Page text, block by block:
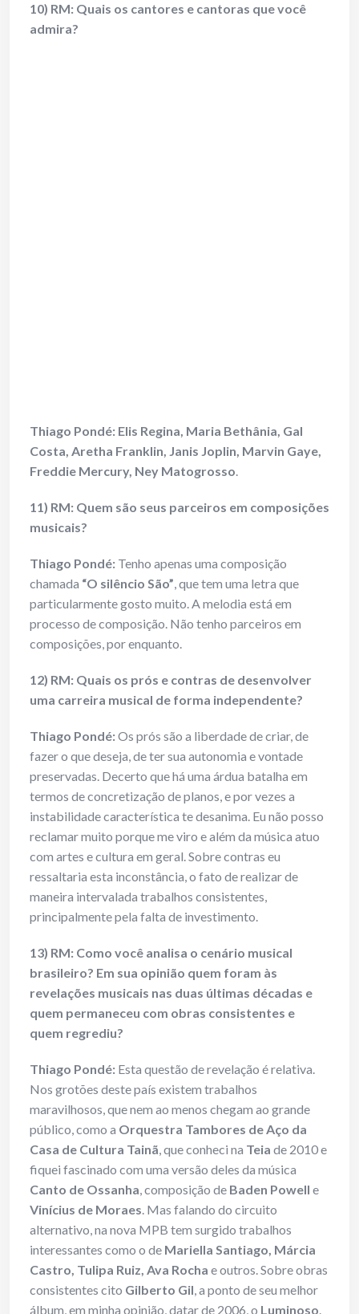
10) RM: Quais os cantores e cantoras que você
admira?
Thiago Pondé: Elis Regina, Maria Bethânia, Gal
Costa, Aretha Franklin, Janis Joplin, Marvin Gaye,
Freddie Mercury, Ney Matogrosso.
11) RM: Quem são seus parceiros em composições
musicais?
Thiago Pondé: Tenho apenas uma composição
chamada “O silêncio São”, que tem uma letra que
particularmente gosto muito. A melodia está em
processo de composição. Não tenho parceiros em
composições, por enquanto.
12) RM: Quais os prós e contras de desenvolver
uma carreira musical de forma independente?
Thiago Pondé:Os prós são a liberdade de criar, de
fazer o que deseja, de ter sua autonomia e vontade
preservadas. Decerto que há uma árdua batalha em
termos de concretização de planos, e por vezes a
instabilidade característica te desanima. Eu não posso
reclamar muito porque me viro e além da música atuo
com artes e cultura em geral. Sobre contras eu
ressaltaria esta inconstância, o fato de realizar de
maneira intervalada trabalhos consistentes,
principalmente pela falta de investimento.
13) RM: Como você analisa o cenário musical
brasileiro? Em sua opinião quem foram às
revelações musicais nas duas últimas décadas e
quem permaneceu com obras consistentes e
quem regrediu?
Thiago Pondé: Esta questão de revelação é relativa.
Nos grotões deste país existem trabalhos
maravilhosos, que nem ao menos chegam ao grande
público, como a Orquestra Tambores de Aço da
Casa de Cultura Tainã, que conheci na Teia de 2010 e
fiquei fascinado com uma versão deles da música
Canto de Ossanha, composição de Baden Powell e
Vinícius de Moraes. Mas falando do circuito
alternativo, na nova MPB tem surgido trabalhos
interessantes como o de Mariella Santiago, Márcia
Castro, Tulipa Ruiz, Ava Rocha e outros. Sobre obras
consistentes cito Gilberto Gil, a ponto de seu melhor
álbum, em minha opinião, datar de 2006, o Luminoso.